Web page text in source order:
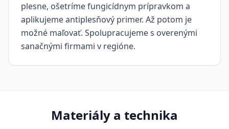
plesne, ošetríme fungicídnym prípravkom a
aplikujeme antiplesňový primer. Až potom je
možné maľovať. Spolupracujeme s overenými
sanačnými firmami v regióne.
Materiály a technika